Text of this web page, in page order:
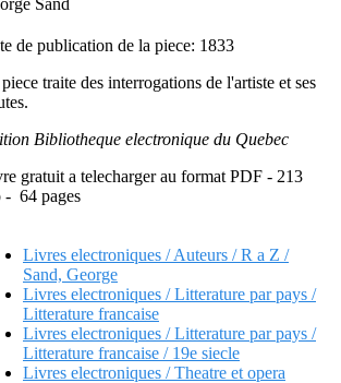
Sand
de publication de la piece: 1833
traite des interrogations de l'artiste et ses
Bibliotheque electronique du Quebec
gratuit a telecharger au format PDF - 213
- 64 pages
Livres electroniques / Auteurs / R a Z /
Sand, George
Livres electroniques / Litterature par pays /
Litterature francaise
Livres electroniques / Litterature par pays /
Litterature francaise / 19e siecle
Livres electroniques / Theatre et opera